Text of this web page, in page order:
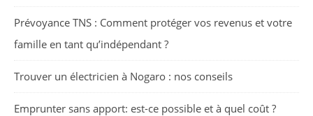
Prévoyance TNS : Comment protéger vos revenus et votre
famille en tant qu’indépendant ?
Trouver un électricien à Nogaro : nos conseils
Emprunter sans apport: est-ce possible et à quel coût ?